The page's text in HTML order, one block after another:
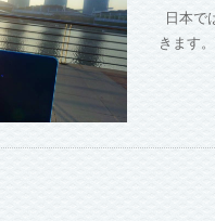
日本で
きます。